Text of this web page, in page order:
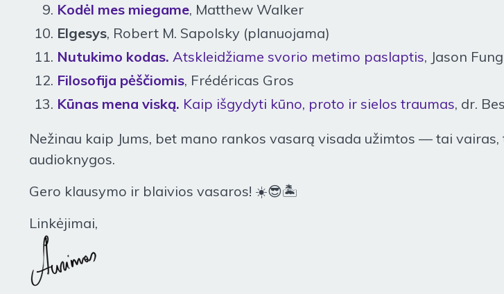
Kodėl mes miegame, Matthew Walker
Elgesys, Robert M. Sapolsky (planuojama)
Nutukimo kodas. Atskleidžiame svorio metimo paslaptis, Jason Fung
Filosofija pėščiomis, Frédéricas Gros
Kūnas mena viską. Kaip išgydyti kūno, proto ir sielos traumas, dr.
Nežinau kaip Jums, bet mano rankos vasarą visada užimtos — tai
audioknygos.
Gero klausymo ir blaivios vasaros! ☀️😎🏝️
Linkėjimai,